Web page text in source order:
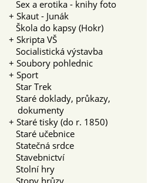
Sex a erotika - knihy foto
+ Skaut - Junák
Škola do kapsy (Hokr)
+ Skripta VŠ
Socialistická výstavba
+ Soubory pohlednic
+ Sport
Star Trek
Staré doklady, průkazy,
dokumenty
+ Staré tisky (do r. 1850)
Staré učebnice
Statečná srdce
Stavebnictví
Stolní hry
Stopy hrůzy